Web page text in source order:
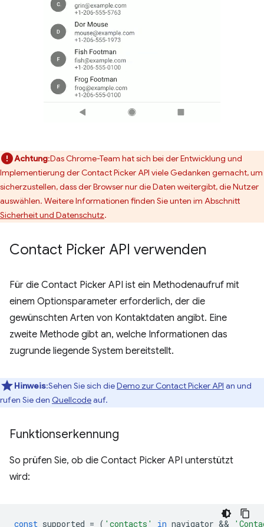
Achtung:Das Chrome-Team hat sich bei der Entwicklung und
Implementierung der Contact Picker API viele Gedanken gemacht, um
sicherzustellen, dass der Browser nur die Daten weitergibt, die Nutzer
auswählen. Weitere Informationen finden Sie unten im Abschnitt
Sicherheit und Datenschutz.
Contact Picker API verwenden
Für die Contact Picker API ist ein Methodenaufruf mit
einem Optionsparameter erforderlich, der die
gewünschten Arten von Kontaktdaten angibt. Eine
zweite Methode gibt an, welche Informationen das
zugrunde liegende System bereitstellt.
Hinweis:Sehen Sie sich dieDemo zur Contact Picker API an und
rufen Sie den Quellcodeauf.
Funktionserkennung
So prüfen Sie, ob die Contact Picker API unterstützt
wird:
const supported = ( 'contacts' in navigator &&